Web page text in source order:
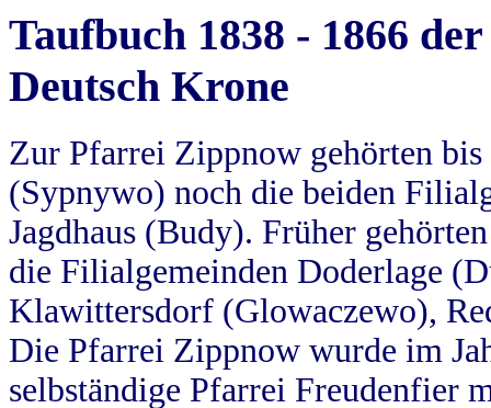
Taufbuch 1838 - 1866
Deutsch Krone
Zur Pfarrei Zippnow gehörten
(Sypnywo) noch die beiden
Jagdhaus (Budy). Früher
die Filialgemeinden Doderlage
Klawittersdorf (Glowaczewo),
Die Pfarrei Zippnow wurde im
selbständige Pfarrei Freudenfier